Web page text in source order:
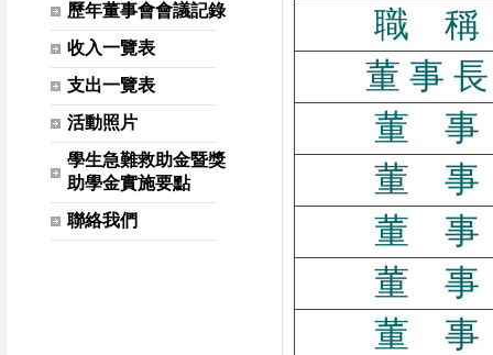
歷年董事會會議記錄
收入一覽表
支出一覽表
活動照片
學生急難救助金暨獎
助學金實施要點
聯絡我們
職 稱
董 事 長
董 事
董 事
董 事
董 事
董 事